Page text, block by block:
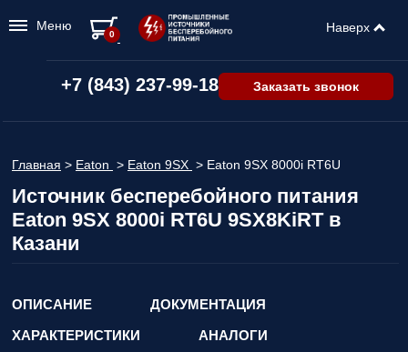
+7 (843) 237-99-18 Заказать звонок
Главная > Eaton > Eaton 9SX > Eaton 9SX 8000i RT6U
Источник бесперебойного питания
Eaton 9SX 8000i RT6U 9SX8KiRT в
Казани
ОПИСАНИЕ
ДОКУМЕНТАЦИЯ
ХАРАКТЕРИСТИКИ
АНАЛОГИ
Меню Наверх
0